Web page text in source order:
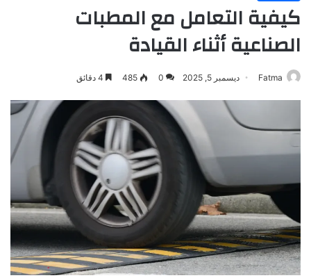
كيفية التعامل مع المطبات
الصناعية أثناء القيادة
Fatma ديسمبر 5, 2025 0
485